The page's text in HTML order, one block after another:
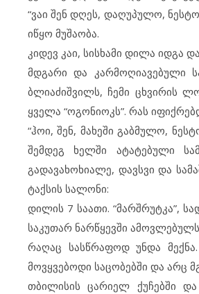
“ვაი შენ დღეს, დაღუპულო,
იწყო მუშაობა.
კიდევ კაი, სისხამი დილა იდგა
მდგარი და კარმოღიავებული
ბლიაძიშვილს, ჩემი ცხვირის
ყველა “ოგონიოკს”. რას
“ჰოი, შენ, მახეში გაბმულო,
შემდეგ ხელში ატატებული
გადავახოხიალე, დავსვი და
ტაქსის სალონი:
დილის 7 საათი. “მარშრუტკა”,
საკუთარ ნარწყევში ამოვლებულს
რაღაც სასწრაფოდ უნდა
მოვყვებოდი საცობებში და არც
თბილისის ცარიელ ქუჩებში